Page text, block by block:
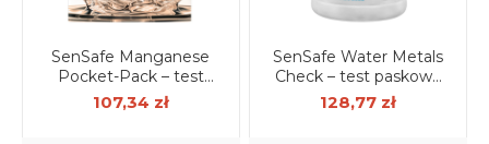
SenSafe Manganese
Pocket-Pack – test
paskowy do oznaczania
manganu w wodzie (12
107,34 zł
SenSafe Water Metals
Check – test paskowy
do wykrywania metali
ciężkich w wodzie (50
128,77 zł